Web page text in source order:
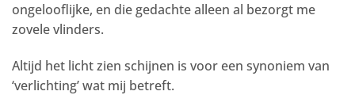
ongelooflijke, en die gedachte alleen al bezorgt me
zovele vlinders.
Altijd het licht zien schijnen is voor een synoniem van
‘verlichting’ wat mij betreft.